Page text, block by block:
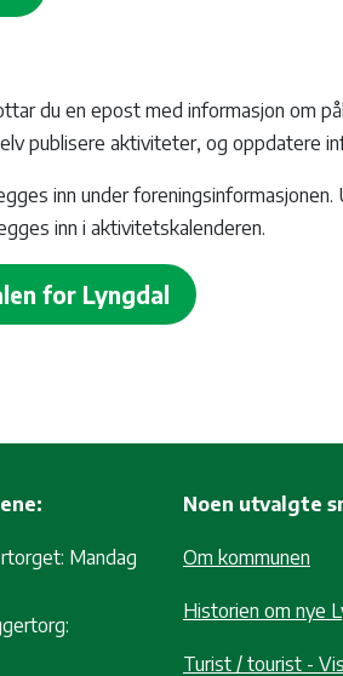
du en epost med informasjon om
publisere aktiviteter, og oppdatere
inn under foreningsinformasjonen.
inn i aktivitetskalenderen.
for Lyngdal
Mandag
Noen utvalgte
Om kommunen
Historien om nye
Turist / tourist -